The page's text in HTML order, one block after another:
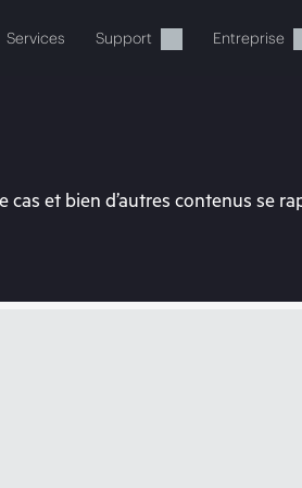
Services Support Entreprise
et bien d’autres contenus se